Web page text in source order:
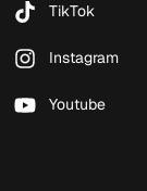
TikTok
Instagram
Youtube